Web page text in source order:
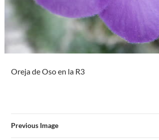
Oreja de Oso en la R3
Previous Image